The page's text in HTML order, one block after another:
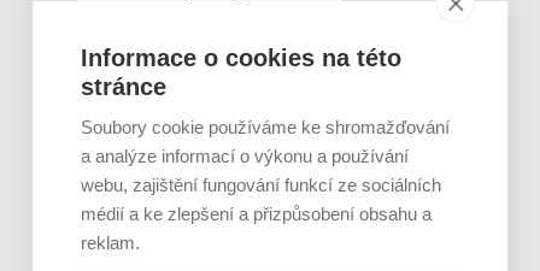
ale také posílení koncepční
výstavby v širším centru
nám daří stíhat plánovaný
časový harmonogram, ačkoli
tomu mnozí nevěřili. Věřím,
že pokud půjde vše podle
plánu, stihne se nový
Informace o cookies na této
stránce
Soubory cookie používáme ke shromažďování
a analýze informací o výkonu a používání
webu, zajištění fungování funkcí ze sociálních
médií a ke zlepšení a přizpůsobení obsahu a
reklam.